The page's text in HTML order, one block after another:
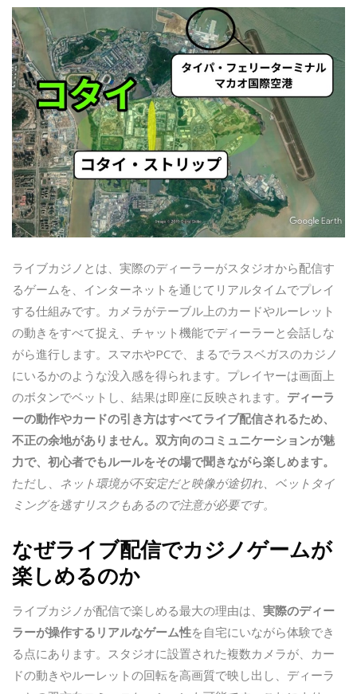
ライブカジノとは、実際のディーラーがスタジオから配信す
るゲームを、インターネットを通じてリアルタイムでプレイ
する仕組みです。カメラがテーブル上のカードやルーレット
の動きをすべて捉え、チャット機能でディーラーと会話しな
がら進行します。スマホやPCで、まるでラスベガスのカジノ
にいるかのような没入感を得られます。プレイヤーは画面上
のボタンでベットし、結果は即座に反映されます。 ディーラ
ーの動作やカードの引き方はすべてライブ配信されるため、
不正の余地がありません。 双方向のコミュニケーションが魅
力で、初心者でもルールをその場で聞きながら楽しめます。
ただし、 ネット環境が不安定だと映像が途切れ、ベットタイ
ミングを逃すリスクもあるので注意が必要です。
なぜライブ配信でカジノゲームが
楽しめるのか
ライブカジノが配信で楽しめる最大の理由は、 実際のディー
ラーが操作するリアルなゲーム性を自宅にいながら体験でき
る点にあります。スタジオに設置された複数カメラが、カー
ドの動きやルーレットの回転を高画質で映し出し、ディーラ